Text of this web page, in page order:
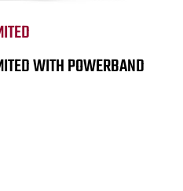
WITH POWERBAND